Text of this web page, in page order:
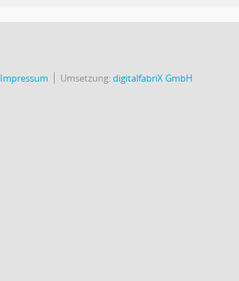
Impressum Umsetzung:digitalfabriX GmbH